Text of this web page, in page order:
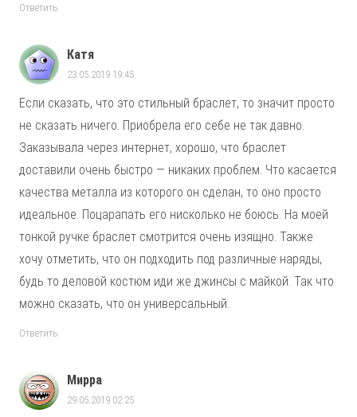
Ответить
Катя
23.05.2019 19:45
Если сказать, что это стильный браслет, то значит просто
не сказать ничего. Приобрела его себе не так давно.
Заказывала через интернет, хорошо, что браслет
доставили очень быстро — никаких проблем. Что касается
качества металла из которого он сделан, то оно просто
идеальное. Поцарапать его нисколько не боюсь. На моей
тонкой ручке браслет смотрится очень изящно. Также
хочу отметить, что он подходить под различные наряды,
будь то деловой костюм иди же джинсы с майкой. Так что
можно сказать, что он универсальный.
Ответить
Мирра
29.05.2019 02:25